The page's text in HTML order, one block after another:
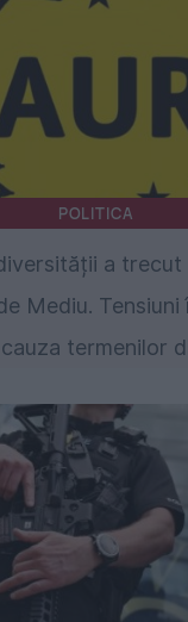
POLITICA
a trecut
Mediu. Tensiuni
termenilor